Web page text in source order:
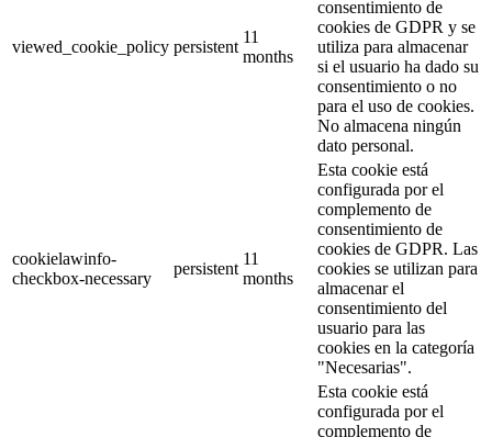
viewed_cookie_policy persistent
11
months
consentimiento de
cookies de GDPR y se
utiliza para almacenar
si el usuario ha dado su
consentimiento o no
para el uso de cookies.
No almacena ningún
dato personal.
cookielawinfo-
checkbox-necessary
persistent
11
months
Esta cookie está
configurada por el
complemento de
consentimiento de
cookies de GDPR. Las
cookies se utilizan para
almacenar el
consentimiento del
usuario para las
cookies en la categoría
"Necesarias".
Esta cookie está
configurada por el
complemento de